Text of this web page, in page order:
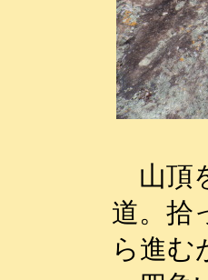
山頂
道。拾
ら進む